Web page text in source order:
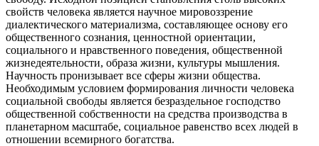
свойств человека является научное мировоззрение
диалектического материализма, составляющее основу его
общественного сознания, ценностной ориентации,
социального и нравственного поведения, общественной
жизнедеятельности, образа жизни, культуры мышления.
Научность пронизывает все сферы жизни общества.
Необходимым условием формирования личности человека
социальной свободы является безраздельное господство
общественной собственности на средства производства в
планетарном масштабе, социальное равенство всех людей в
отношении всемирного богатства.